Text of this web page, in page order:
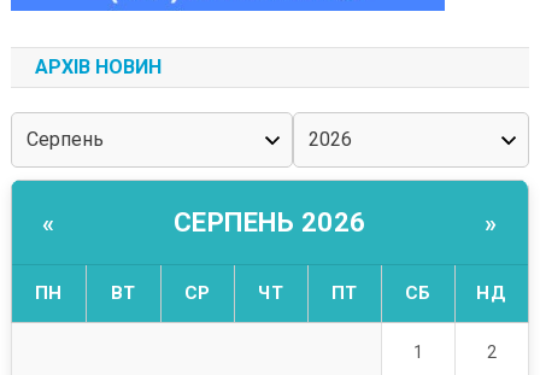
АРХІВ НОВИН
« СЕРПЕНЬ 2026 »
ПН ВТ СР ЧТ ПТ СБ НД
1 2